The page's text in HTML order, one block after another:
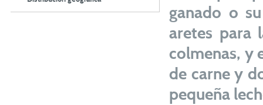
ganado o
aretes para
colmenas, y
de carne y
pequeña